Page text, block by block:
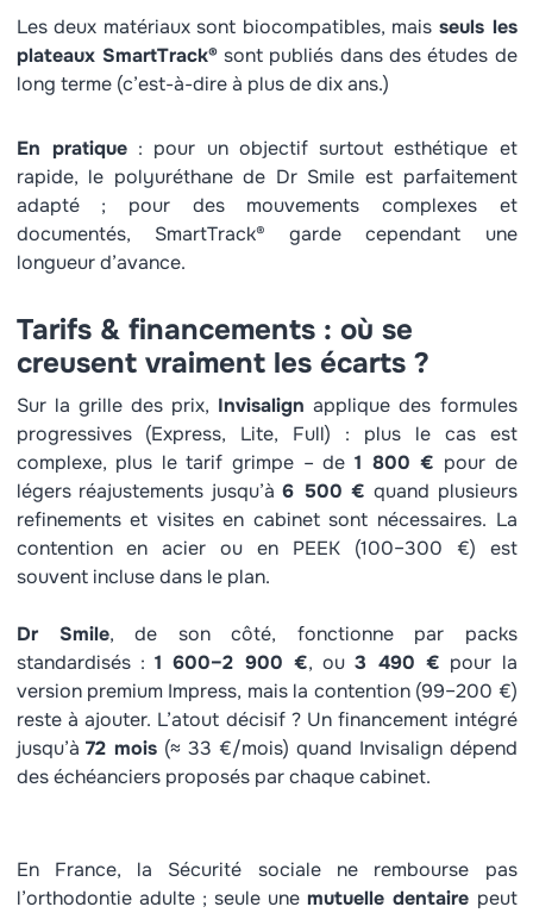
Les deux matériaux sont biocompatibles, mais seuls les
plateaux SmartTrack®sont publiés dans des études de
long terme (c’est-à-dire à plus de dix ans.)
En pratique: pour un objectif surtout esthétique et
rapide, le polyuréthane de Dr Smile est parfaitement
adapté ; pour des mouvements complexes et
documentés, SmartTrack® garde cependant une
longueur d’avance.
Tarifs & financements : où se
creusent vraiment les écarts ?
Sur la grille des prix, Invisalign applique des formules
progressives (Express, Lite, Full) : plus le cas est
complexe, plus le tarif grimpe – de 1 800 € pour de
légers réajustements jusqu’à6 500 € quand plusieurs
refinements et visites en cabinet sont nécessaires. La
contention en acier ou en PEEK (100–300 €) est
souvent incluse dans le plan.
Dr Smile, de son côté, fonctionne par packs
standardisés :1 600–2 900 €, ou3 490 € pour la
version premium Impress, mais la contention (99–200 €)
reste à ajouter. L’atout décisif ? Un financement intégré
jusqu’à72 mois (≈ 33 €/mois) quand Invisalign dépend
des échéanciers proposés par chaque cabinet.
En France, la Sécurité sociale ne rembourse pas
l’orthodontie adulte ; seule unemutuelle dentaire peut